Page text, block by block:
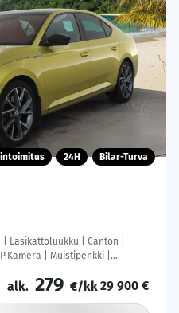
24H Bilar-Turva
| Lasikattoluukku | Canton |
| Muistipenkki |
alk. 279 €/kk29 900 €